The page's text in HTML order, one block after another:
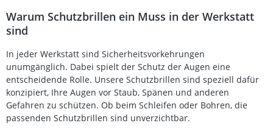
Reaktionszeit Variabel einstellbare Schutzstufen (DIN 9–
13) und Empfindlichkeit Großes Sichtfeld von 98 x 40 mm
für beste Sicht auf die Schweißnaht Ergonomisches
Geeignet für MMA, MIG, MAG/CO₂, TIG sowie Plasma-
Schweißen und -Schneiden Lieferumfang: 1x automatisch
verdunkelnder Schweißerhelm im Carbonlook Integrierte
Kunststoff-Schutzscheibe 110 x 90 mm
Bedienungsanleitung
Warum Schutzbrillen ein Muss in der Werkstatt
sind
In jeder Werkstatt sind Sicherheitsvorkehrungen
unumgänglich. Dabei spielt der Schutz der Augen eine
entscheidende Rolle. Unsere Schutzbrillen sind speziell dafür
konzipiert, Ihre Augen vor Staub, Spänen und anderen
Gefahren zu schützen. Ob beim Schleifen oder Bohren, die
passenden Schutzbrillen sind unverzichtbar.